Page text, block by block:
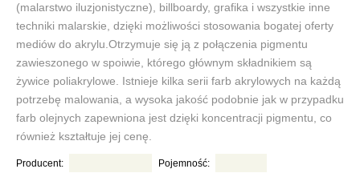
(malarstwo iluzjonistyczne), billboardy, grafika i wszystkie inne
techniki malarskie, dzięki możliwości stosowania bogatej oferty
mediów do akrylu.Otrzymuje się ją z połączenia pigmentu
zawieszonego w spoiwie, którego głównym składnikiem są
żywice poliakrylowe. Istnieje kilka serii farb akrylowych na każdą
potrzebę malowania, a wysoka jakość podobnie jak w przypadku
farb olejnych zapewniona jest dzięki koncentracji pigmentu, co
również kształtuje jej cenę.
Producent: Pojemność: